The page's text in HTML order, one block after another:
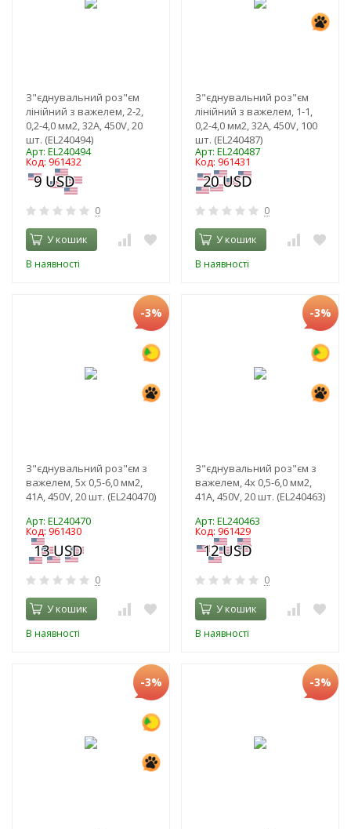
З"єднувальний роз"єм
лінійний з важелем, 2-2,
0,2-4,0 мм2, 32A, 450V, 20
шт. (EL240494)
Арт: EL240494
Код: 961432
0
У кошик
В наявності
З"єднувальний роз"єм
лінійний з важелем, 1-1,
0,2-4,0 мм2, 32A, 450V, 100
шт. (EL240487)
Арт: EL240487
Код: 961431
0
У кошик
В наявності
-3%
З"єднувальний роз"єм з
важелем, 5x 0,5-6,0 мм2,
41A, 450V, 20 шт. (EL240470)
Арт: EL240470
Код: 961430
0
У кошик
В наявності
-3%
З"єднувальний роз"єм з
важелем, 4x 0,5-6,0 мм2,
41A, 450V, 20 шт. (EL240463)
Арт: EL240463
Код: 961429
0
У кошик
В наявності
-3% -3%